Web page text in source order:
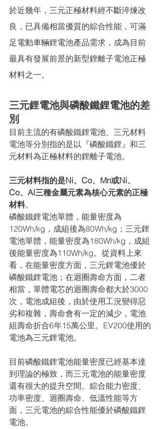
於近幾年，三元正極材料經不斷淬煉改
良，已具備相當優質的綜合性能，可滿
足電動車輛鋰電池產品需求，成為目前
最具有發展前景的新型鋰離子電池正極
材料之一。
三元鋰電池與磷酸鐵鋰電池的差
別
目前主流的有磷酸鐵鋰電池、三元材料
電池等分別指的是以『磷酸鐵鋰』和三
元材料為正極材料的鋰離子電池。
三元材料指的是Ni、Co、Mn或Ni、
Co、Al三種金屬元素為核心元素的正極
材料。
磷酸鐵鋰電池單體，能量密度為
120Wh/kg，成組後為80Wh/kg；三元鋰
電池單體，能量密度為180Wh/kg，成組
後能量密度為110Wh/kg。從資料上來
看，在能量密度方面，三元鋰電池優於
磷酸鐵鋰電池；在迴圈壽命方面，二者
相當，單體電芯的迴圈壽命都大於3000
次，電池成組後，由於使用工況變得惡
劣和複雜，壽命會有一定的減少，電池
組壽命折合6年15萬公里。EV200使用的
電池為三元鋰電池。
目前磷酸鐵鋰電池能量密度已經基本達
到理論的極致，而三元電池的能量密度
還有很大的提升空間。綜合能力密度、
功率密度、迴圈壽命、低溫性能等方
面，三元電池的綜合性能優於磷酸鐵鋰
電池。